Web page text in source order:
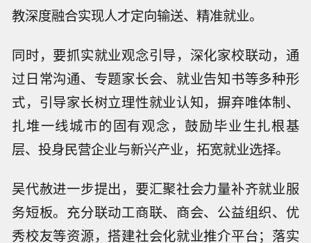
教深度融合实现人才定向输送、精准就业。
同时，要抓实就业观念引导，深化家校联动，通
过日常沟通、专题家长会、就业告知书等多种形
式，引导家长树立理性就业认知，摒弃唯体制、
扎堆一线城市的固有观念，鼓励毕业生扎根基
层、投身民营企业与新兴产业，拓宽就业选择。
吴代赦进一步提出，要汇聚社会力量补齐就业服
务短板。充分联动工商联、商会、公益组织、优
秀校友等资源，搭建社会化就业推介平台；落实